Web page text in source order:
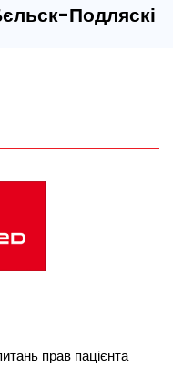
Подляскі
прав пацієнта